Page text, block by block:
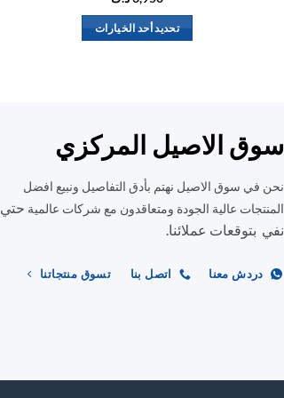
تحديد أحد الخيارات
المختلفة
لهذا
يمكن
اختيار
صفحة
سوق الاصيل المركزي
نحن في سوق الاصيل نهتم بأدق التفاصيل ونبيع افضل
المنتجات عالية الجودة ومتعاقدون مع شركات عالمية حتي
نفي بتوقعات عملائنا.
دردش معنا اتصل بنا تسوق منتجاتنا